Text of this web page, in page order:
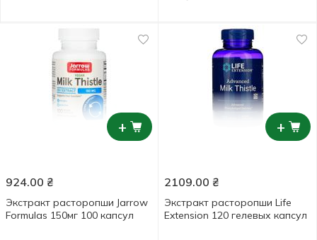
+
924.00 ₴
Экстракт расторопши Jarrow
Formulas 150мг 100 капсул
+
2109.00 ₴
Экстракт расторопши Life
Extension 120 гелевых капсул